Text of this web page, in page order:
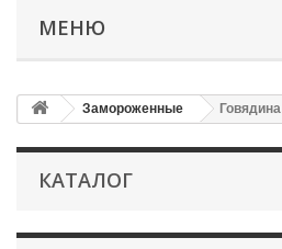
МЕНЮ
Замороженные Говядина
КАТАЛОГ